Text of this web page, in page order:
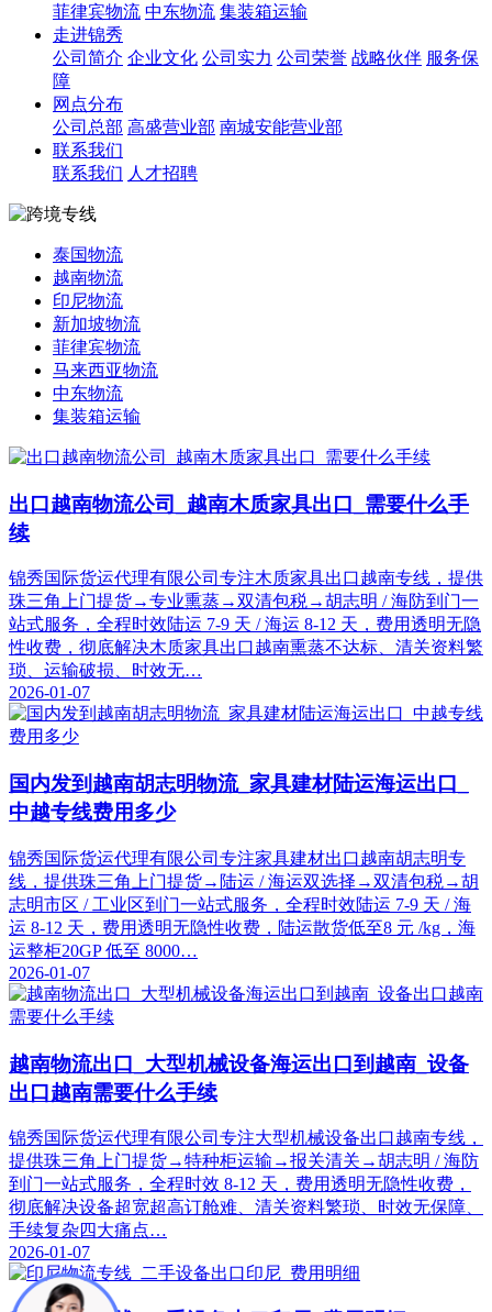
菲律宾物流 中东物流 集装箱运输
走进锦秀
公司简介 企业文化 公司实力 公司荣誉 战略伙伴 服务保
障
网点分布
公司总部 高盛营业部 南城安能营业部
联系我们
联系我们 人才招聘
泰国物流
越南物流
印尼物流
新加坡物流
菲律宾物流
马来西亚物流
中东物流
集装箱运输
出口越南物流公司_越南木质家具出口_需要什么手
续
锦秀国际货运代理有限公司专注木质家具出口越南专线，提供
珠三角上门提货→专业熏蒸→双清包税→胡志明 / 海防到门一
站式服务，全程时效陆运 7-9 天 / 海运 8-12 天，费用透明无隐
性收费，彻底解决木质家具出口越南熏蒸不达标、清关资料繁
琐、运输破损、时效无…
2026-01-07
国内发到越南胡志明物流_家具建材陆运海运出口_
中越专线费用多少
锦秀国际货运代理有限公司专注家具建材出口越南胡志明专
线，提供珠三角上门提货→陆运 / 海运双选择→双清包税→胡
志明市区 / 工业区到门一站式服务，全程时效陆运 7-9 天 / 海
运 8-12 天，费用透明无隐性收费，陆运散货低至8 元 /kg，海
运整柜20GP 低至 8000…
2026-01-07
越南物流出口_大型机械设备海运出口到越南_设备
出口越南需要什么手续
锦秀国际货运代理有限公司专注大型机械设备出口越南专线，
提供珠三角上门提货→特种柜运输→报关清关→胡志明 / 海防
到门一站式服务，全程时效 8-12 天，费用透明无隐性收费，
彻底解决设备超宽超高订舱难、清关资料繁琐、时效无保障、
手续复杂四大痛点…
2026-01-07